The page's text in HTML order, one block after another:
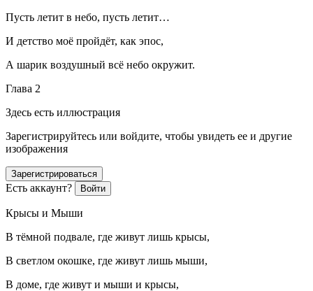
Пусть летит в небо, пусть летит…
И детство моё пройдёт, как эпос,
А шарик воздушный всё небо окружит.
Глава 2
Здесь есть иллюстрация
Зарегистрируйтесь или войдите, чтобы увидеть ее и другие
изображения
Зарегистрироваться
Есть аккаунт? Войти
Крысы и Мыши
В тёмной подвале, где живут лишь крысы,
В светлом окошке, где живут лишь мыши,
В доме, где живут и мыши и крысы,